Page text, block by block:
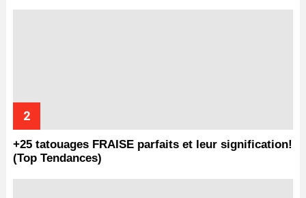
+25 tatouages ​​FRAISE parfaits et leur signification!
(Top Tendances)